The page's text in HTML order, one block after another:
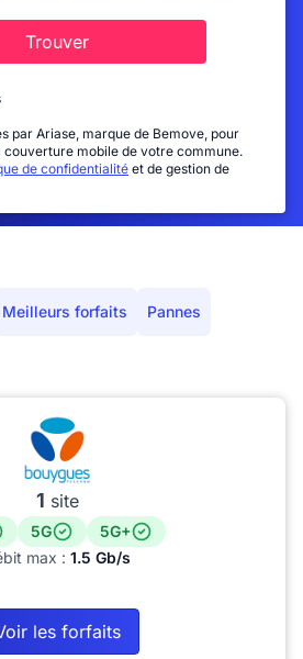
Trouver
par Ariase, marque de Bemove, pour
couverture mobile de votre commune.
de confidentialité et de gestion de
Meilleurs forfaits Pannes
1 site
5G
5G+
max : 1.5 Gb/s
les forfaits